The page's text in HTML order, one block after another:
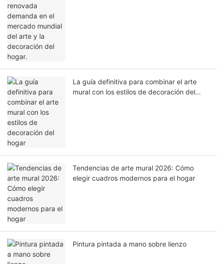
La guía definitiva para combinar el arte
mural con los estilos de decoración del
Tendencias de arte mural 2026: Cómo
elegir cuadros modernos para el hogar
Pintura pintada a mano sobre lienzo